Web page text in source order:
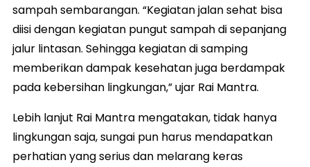
sampah sembarangan. “Kegiatan jalan sehat bisa
diisi dengan kegiatan pungut sampah di sepanjang
jalur lintasan. Sehingga kegiatan di samping
memberikan dampak kesehatan juga berdampak
pada kebersihan lingkungan,” ujar Rai Mantra.
Lebih lanjut Rai Mantra mengatakan, tidak hanya
lingkungan saja, sungai pun harus mendapatkan
perhatian yang serius dan melarang keras